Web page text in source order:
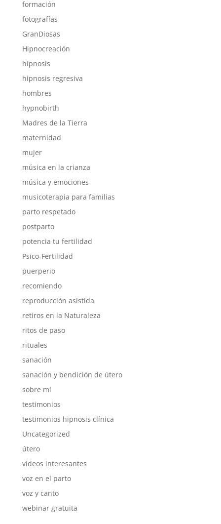
formación
fotografías
GranDiosas
Hipnocreación
hipnosis
hipnosis regresiva
hombres
hypnobirth
Madres de la Tierra
maternidad
mujer
música en la crianza
música y emociones
musicoterapia para familias
parto respetado
postparto
potencia tu fertilidad
Psico-Fertilidad
puerperio
recomiendo
reproducción asistida
retiros en la Naturaleza
ritos de paso
rituales
sanación
sanación y bendición de útero
sobre mí
testimonios
testimonios hipnosis clínica
Uncategorized
útero
vídeos interesantes
voz en el parto
voz y canto
webinar gratuita